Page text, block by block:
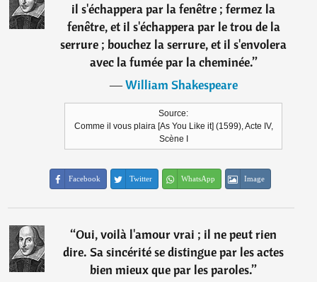
il s'échappera par la fenêtre ; fermez la
fenêtre, et il s'échappera par le trou de la
serrure ; bouchez la serrure, et il s'envolera
avec la fumée par la cheminée.”
―William Shakespeare
Source:
Comme il vous plaira [As You Like it] (1599), Acte IV,
Scène I
Facebook Twitter WhatsApp Image
“Oui, voilà l'amour vrai ; il ne peut rien
dire. Sa sincérité se distingue par les actes
bien mieux que par les paroles.”